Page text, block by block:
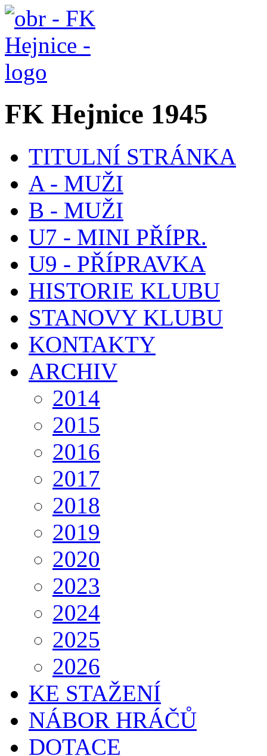
FK Hejnice 1945
TITULNÍ STRÁNKA
A - MUŽI
B - MUŽI
U7 - MINI PŘÍPR.
U9 - PŘÍPRAVKA
HISTORIE KLUBU
STANOVY KLUBU
KONTAKTY
ARCHIV
2014
2015
2016
2017
2018
2019
2020
2023
2024
2025
2026
KE STAŽENÍ
NÁBOR HRÁČŮ
DOTACE